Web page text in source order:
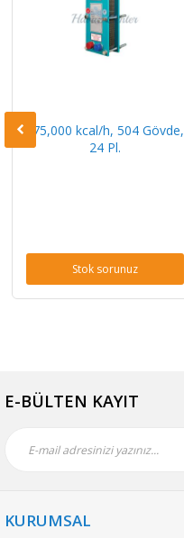
175,000 kcal/h, 504 Gövde,
24 Pl.
Stok sorunuz
E-BÜLTEN KAYIT
KURUMSAL